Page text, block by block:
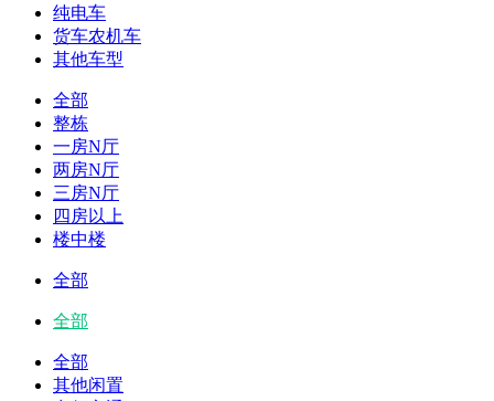
纯电车
货车农机车
其他车型
全部
整栋
一房N厅
两房N厅
三房N厅
四房以上
楼中楼
全部
全部
全部
其他闲置